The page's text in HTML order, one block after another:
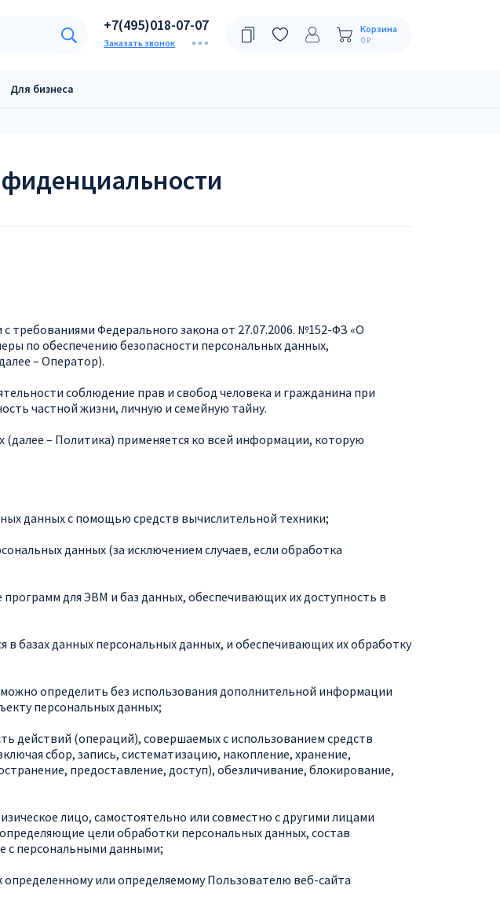
+7(495)018-07-07
Заказать звонок
Корзина
0 ₽
Для бизнеса
требованиями Федерального закона от 27.07.2006. №152-ФЗ «О
по обеспечению безопасности персональных данных,
– Оператор).
соблюдение прав и свобод человека и гражданина при
частной жизни, личную и семейную тайну.
– Политика) применяется ко всей информации, которую
данных с помощью средств вычислительной техники;
данных (за исключением случаев, если обработка
для ЭВМ и баз данных, обеспечивающих их доступность в
базах данных персональных данных, и обеспечивающих их обработку
определить без использования дополнительной информации
персональных данных;
действий (операций), совершаемых с использованием средств
сбор, запись, систематизацию, накопление, хранение,
предоставление, доступ), обезличивание, блокирование,
лицо, самостоятельно или совместно с другими лицами
цели обработки персональных данных, состав
с персональными данными;
или определяемому Пользователю веб-сайта